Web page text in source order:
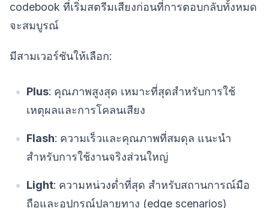
codebook ที่เริ่มสตรีมเสียงก่อนที่การตอบกลับทั้งหมด
จะสมบูรณ์
มีสามเวอร์ชันให้เลือก:
Plus: คุณภาพสูงสุด เหมาะที่สุดสำหรับการใช้
เหตุผลและการโคลนเสียง
Flash: ความเร็วและคุณภาพที่สมดุล แนะนำ
สำหรับการใช้งานจริงส่วนใหญ่
Light: ความหน่วงต่ำที่สุด สำหรับสถานการณ์มือ
ถือและอุปกรณ์ปลายทาง (edge scenarios)